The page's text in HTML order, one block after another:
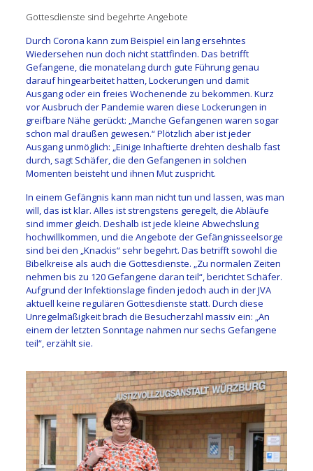
Gottesdienste sind begehrte Angebote
Durch Corona kann zum Beispiel ein lang ersehntes
Wiedersehen nun doch nicht stattfinden. Das betrifft
Gefangene, die monatelang durch gute Führung genau
darauf hingearbeitet hatten, Lockerungen und damit
Ausgang oder ein freies Wochenende zu bekommen. Kurz
vor Ausbruch der Pandemie waren diese Lockerungen in
greifbare Nähe gerückt: „Manche Gefangenen waren sogar
schon mal draußen gewesen.“ Plötzlich aber ist jeder
Ausgang unmöglich: „Einige Inhaftierte drehten deshalb fast
durch, sagt Schäfer, die den Gefangenen in solchen
Momenten beisteht und ihnen Mut zuspricht.
In einem Gefängnis kann man nicht tun und lassen, was man
will, das ist klar. Alles ist strengstens geregelt, die Abläufe
sind immer gleich. Deshalb ist jede kleine Abwechslung
hochwillkommen, und die Angebote der Gefängnisseelsorge
sind bei den „Knackis“ sehr begehrt. Das betrifft sowohl die
Bibelkreise als auch die Gottesdienste. „Zu normalen Zeiten
nehmen bis zu 120 Gefangene daran teil“, berichtet Schäfer.
Aufgrund der Infektionslage finden jedoch auch in der JVA
aktuell keine regulären Gottesdienste statt. Durch diese
Unregelmäßigkeit brach die Besucherzahl massiv ein: „An
einem der letzten Sonntage nahmen nur sechs Gefangene
teil“, erzählt sie.